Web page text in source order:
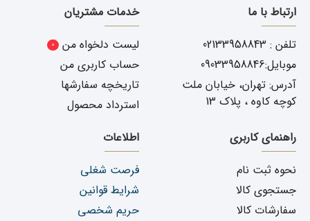
ارتباط با ما
تلفن : 02133958843
موبایل:09033958846
آدرس: تهران، خیابان ملت
کوچه کاوه ، پلاک 13
خدمات مشتریان
لیست دلخواه من
0
حساب کاربری من
تاریخچه سفارشها
استرداد محصول
راهنمای کاربری
نحوه ثبت نام
جستجوی کالا
سفارشات کالا
اطلاعات
فرصت شغلی
شرایط قوانین
حریم شخصی